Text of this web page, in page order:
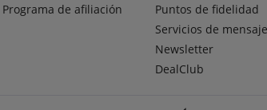
Programa de afiliación
Puntos de fidelidad
Servicios de
Newsletter
DealClub